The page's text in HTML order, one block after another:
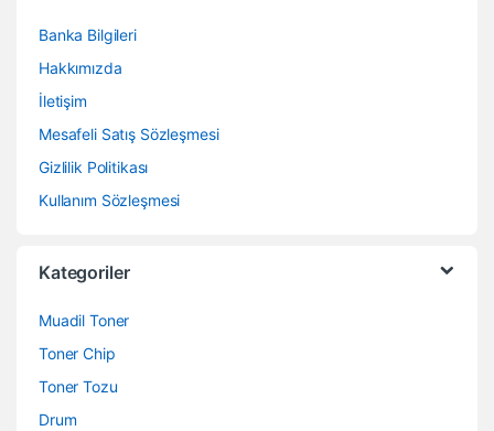
Banka Bilgileri
Hakkımızda
İletişim
Mesafeli Satış Sözleşmesi
Gizlilik Politikası
Kullanım Sözleşmesi
Kategoriler
Muadil Toner
Toner Chip
Toner Tozu
Drum